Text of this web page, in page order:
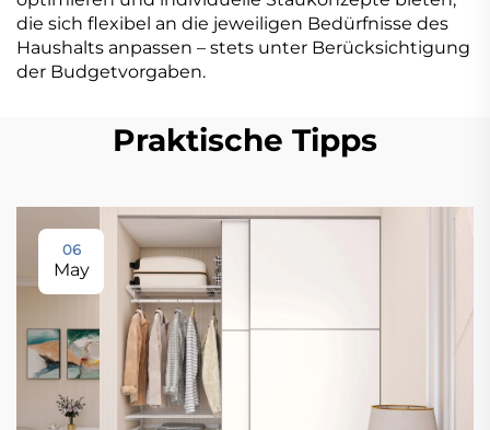
die sich flexibel an die jeweiligen Bedürfnisse des
Haushalts anpassen – stets unter Berücksichtigung
der Budgetvorgaben.
Praktische Tipps
06
May